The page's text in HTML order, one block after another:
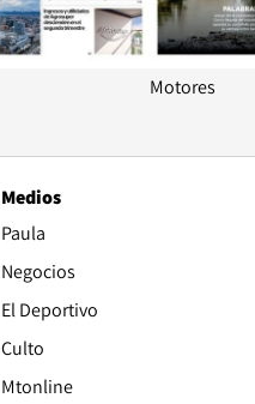
Motores
Medios
Paula
Negocios
El Deportivo
Culto
Mtonline